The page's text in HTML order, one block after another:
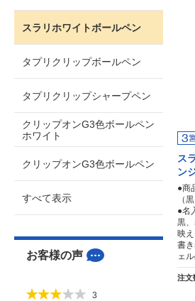
ス
ン
●商
（
●名
黒
映
書
ェ
注文
スラリホワイトボールペン
タプリクリップボールペン
タプリクリップシャープペン
クリップオンG3色ボールペン
ホワイト
クリップオンG3色ボールペン
すべて表示
お客様の声
3